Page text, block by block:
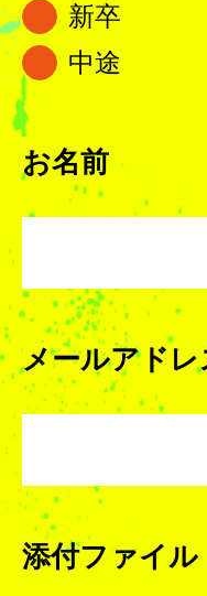
新卒
中途
お名前
メールアドレ
添付ファイル